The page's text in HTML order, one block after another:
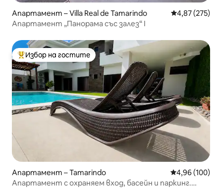
Апартамент – Villa Real de Tamarindo Средна
4,87 (275)
Апартамент „Панорама със залез“ I
Най-популярен избор на гостите
Избор на гостите
Апартамент – Tamarindo Средна
4,96 (100)
Апартамент с охраняем вход, басейн и паркинг.